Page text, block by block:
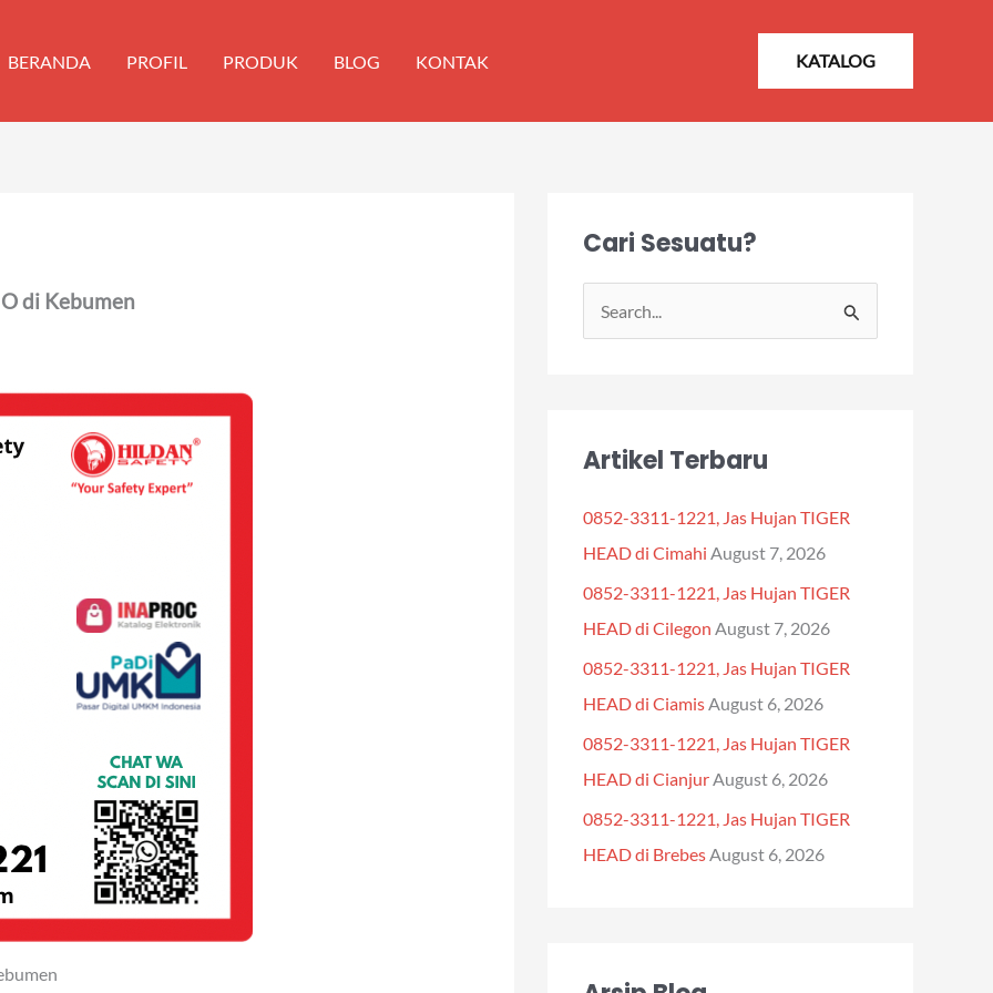
BERANDA PROFIL PRODUK BLOG KONTAK KATALOG
di Kebumen
Cari Sesuatu?
c
f
o
r
:
Artikel Terbaru
0852-3311-1221, Jas Hujan TIGER
HEAD di Cimahi August 7, 2026
0852-3311-1221, Jas Hujan TIGER
HEAD di Cilegon August 7, 2026
0852-3311-1221, Jas Hujan TIGER
HEAD di CiamisAugust 6, 2026
0852-3311-1221, Jas Hujan TIGER
HEAD di CianjurAugust 6, 2026
0852-3311-1221, Jas Hujan TIGER
HEAD di BrebesAugust 6, 2026